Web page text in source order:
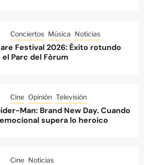
Conciertos Música Noticias
Festival 2026: Éxito rotundo
el Parc del Fòrum
Cine Opinión Televisión
Man: Brand New Day. Cuando
supera lo heroico
Cine Noticias